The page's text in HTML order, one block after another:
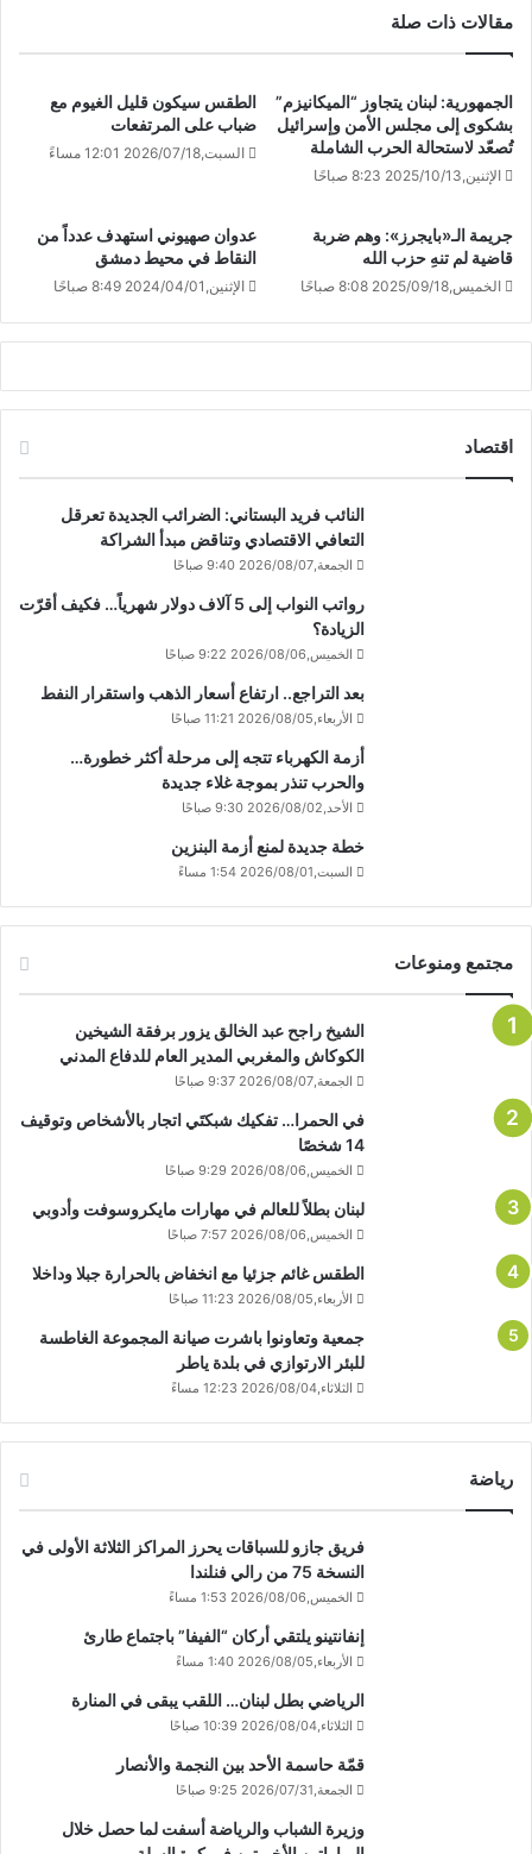
مقالات ذات صلة
الجمهورية: لبنان يتجاوز “الميكانيزم”
بشكوى إلى مجلس الأمن وإسرائيل
تُصعّد لاستحالة الحرب الشاملة
الإثنين,2025/10/13 8:23 صباحًا
الطقس سيكون قليل الغيوم مع
ضباب على المرتفعات
السبت,2026/07/18 12:01 مساءً
جريمة الـ«بايجرز»: وهم ضربة
قاضية لم تنهِ حزب الله
الخميس,2025/09/18 8:08 صباحًا
عدوان صهيوني استهدف عدداً من
النقاط في محيط دمشق
الإثنين,2024/04/01 8:49 صباحًا
اقتصاد
النائب فريد البستاني: الضرائب الجديدة تعرقل
التعافي الاقتصادي وتناقض مبدأ الشراكة
الجمعة,2026/08/07 9:40 صباحًا
رواتب النواب إلى 5 آلاف دولار شهرياً… فكيف أقرّت
الزيادة؟
الخميس,2026/08/06 9:22 صباحًا
بعد التراجع.. ارتفاع أسعار الذهب واستقرار النفط
الأربعاء,2026/08/05 11:21 صباحًا
أزمة الكهرباء تتجه إلى مرحلة أكثر خطورة…
والحرب تنذر بموجة غلاء جديدة
الأحد,2026/08/02 9:30 صباحًا
خطة جديدة لمنع أزمة البنزين
السبت,2026/08/01 1:54 مساءً
مجتمع ومنوعات
الشيخ راجح عبد الخالق يزور برفقة الشيخين
الكوكاش والمغربي المدير العام للدفاع المدني
الجمعة,2026/08/07 9:37 صباحًا
في الحمرا… تفكيك شبكتَي اتجار بالأشخاص وتوقيف
14 شخصًا
الخميس,2026/08/06 9:29 صباحًا
لبنان بطلاً للعالم في مهارات مايكروسوفت وأدوبي
الخميس,2026/08/06 7:57 صباحًا
الطقس غائم جزئيا مع انخفاض بالحرارة جبلا وداخلا
الأربعاء,2026/08/05 11:23 صباحًا
جمعية وتعاونوا باشرت صيانة المجموعة الغاطسة
للبئر الارتوازي في بلدة ياطر
الثلاثاء,2026/08/04 12:23 مساءً
رياضة
فريق جازو للسباقات يحرز المراكز الثلاثة الأولى في
النسخة 75 من رالي فنلندا
الخميس,2026/08/06 1:53 مساءً
إنفانتينو يلتقي أركان “الفيفا” باجتماع طارئ
الأربعاء,2026/08/05 1:40 مساءً
الرياضي بطل لبنان… اللقب يبقى في المنارة
الثلاثاء,2026/08/04 10:39 صباحًا
قمّة حاسمة الأحد بين النجمة والأنصار
الجمعة,2026/07/31 9:25 صباحًا
وزيرة الشباب والرياضة أسفت لما حصل خلال